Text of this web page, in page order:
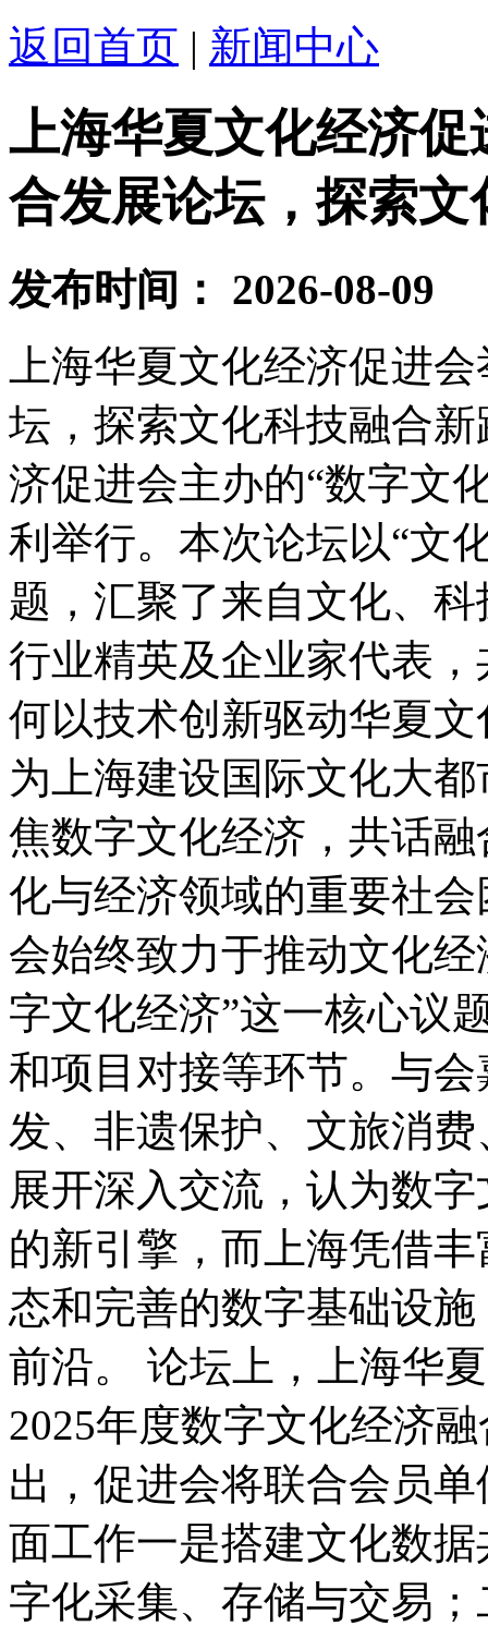
返回首页 | 新闻中心
上海华夏文化经济
合发展论坛，探索
发布时间：
2026-08-09
上海华夏文化经济促进
坛，探索文化科技融合
济促进会主办的“数字文
利举行。本次论坛以“文
题，汇聚了来自文化、
行业精英及企业家代表
何以技术创新驱动华夏
为上海建设国际文化大
焦数字文化经济，共话
化与经济领域的重要社
会始终致力于推动文化
字文化经济”这一核心议
和项目对接等环节。与
发、非遗保护、文旅消
展开深入交流，认为数
的新引擎，而上海凭借
态和完善的数字基础设
前沿。 论坛上，上海华
2025年度数字文化经济
出，促进会将联合会员
面工作一是搭建文化数
字化采集、存储与交易